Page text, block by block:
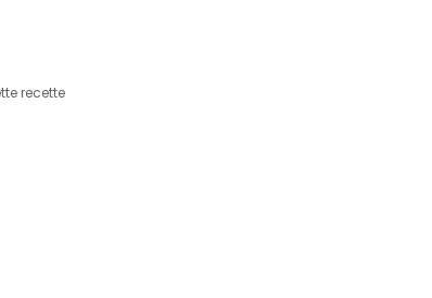
recette